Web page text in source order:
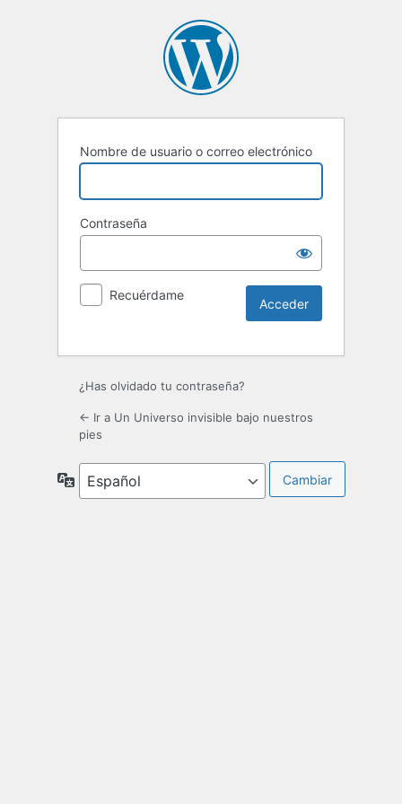
Nombre de usuario o correo electrónico
Contraseña
Recuérdame
¿Has olvidado tu contraseña?
← Ir a Un Universo invisible bajo nuestros
pies
Idioma